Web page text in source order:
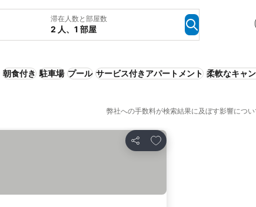
滞在人数と部屋数
2 人、1 部屋
朝食付き 駐車場 プール サービス付きアパートメント 柔軟なキャ
弊社への手数料が検索結果に及ぼす影響につい
シェア
お気に入りに追加